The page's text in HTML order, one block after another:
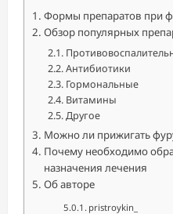
Формы препаратов при
Обзор популярных
Антибиотики
Гормональные
Витамины
Другое
Можно ли прижигать
Почему необходимо
назначения лечения
Об авторе
pristroykin_